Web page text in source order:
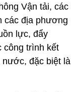
Vận tải, các
các địa phương
lực, đẩy
công trình kết
nước, đặc biệt là